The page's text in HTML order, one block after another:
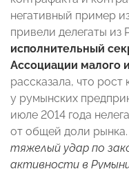
негативный пример
привели делегаты из
исполнительный
Ассоциации малого
рассказала, что
у румынских
июле 2014 года
от общей доли рынка.
тяжелый удар по
активности в